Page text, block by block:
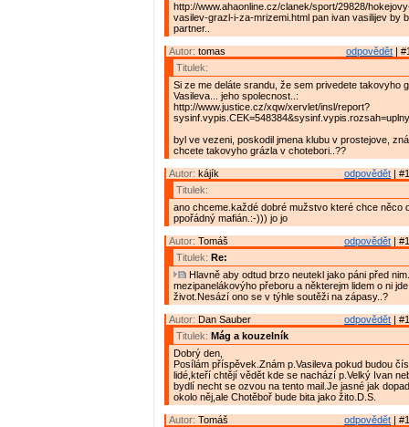
http://www.ahaonline.cz/clanek/sport/29828/
vasilev-grazl-i-za-mrizemi.html pan ivan vasilijev by
partner..
odpovědět |
Autor: tomas
Titulek:
Si ze me deláte srandu, že sem privedete takovyho
Vasileva... jeho spolecnost..:
http://www.justice.cz/xqw/xervlet/insl/report?
byl ve vezeni, poskodil jmena klubu v prostejove,
chcete takovyho grázla v chotebori..??
odpovědět |
Autor: kájík
Titulek:
ano chceme.každé dobré mužstvo které chce něco
ppořádný mafián.:-))) jo jo
odpovědět |
Autor: Tomáš
Titulek: Re:
Hlavně aby odtud brzo neutekl jako páni před
mezipanelákovýho přeboru a některejm lidem o ni
život.Nesází ono se v týhle soutěži na zápasy..?
odpovědět |
Autor: Dan Sauber
Titulek: Mág a kouzelník
Dobrý den,
Posílám příspěvek.Znám p.Vasileva pokud budou
lidé,kteří chtějí vědět kde se nachází p.Velký Ivan
bydlí necht se ozvou na tento mail.Je jasné jak
okolo něj,ale Chotěboř bude bita jako žito.D.S.
odpovědět |
Autor: Tomáš